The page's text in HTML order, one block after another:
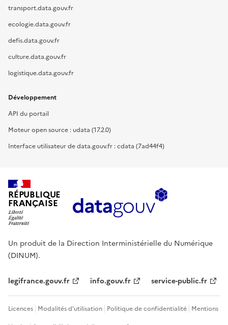
transport.data.gouv.fr
ecologie.data.gouv.fr
defis.data.gouv.fr
culture.data.gouv.fr
logistique.data.gouv.fr
Développement
API du portail
Moteur open source : udata (17.2.0)
Interface utilisateur de data.gouv.fr : cdata (7ad44f4)
RÉPUBLIQUE
FRANÇAISE
Un produit de la Direction Interministérielle du Numérique
(DINUM).
legifrance.gouv.fr info.gouv.fr service-public.fr
Licences Modalités d'utilisation Politique de confidentialité Mentions